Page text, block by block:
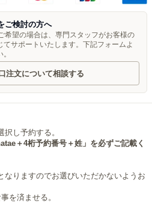
ご検討の方へ
希望の場合は、専門スタッフがお客様の
サポートいたします。下記フォームよ
注文について相談する
＋4桁予約番号＋姓」を必ずご記載く
りますのでお選びいただかないようお
を済ませる。